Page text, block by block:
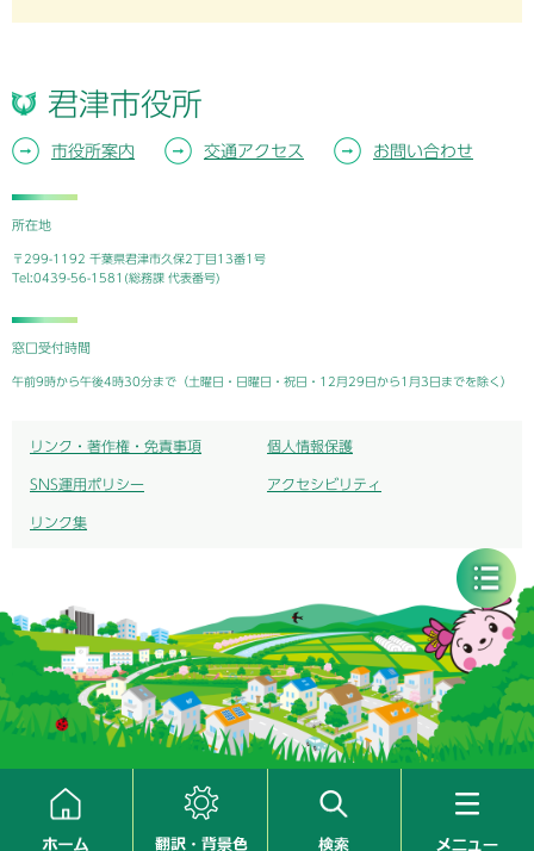
君津市役所
市役所案内 交通アクセス お問い合わせ
所在地
〒299-1192 千葉県君津市久保2丁目13番1号
Tel:0439-56-1581(総務課 代表番号)
窓口受付時間
午前9時から午後4時30分まで（土曜日・日曜日・祝日・12月29日から1月3日までを除く）
リンク・著作権・免責事項 個人情報保護
SNS運用ポリシー アクセシビリティ
リンク集